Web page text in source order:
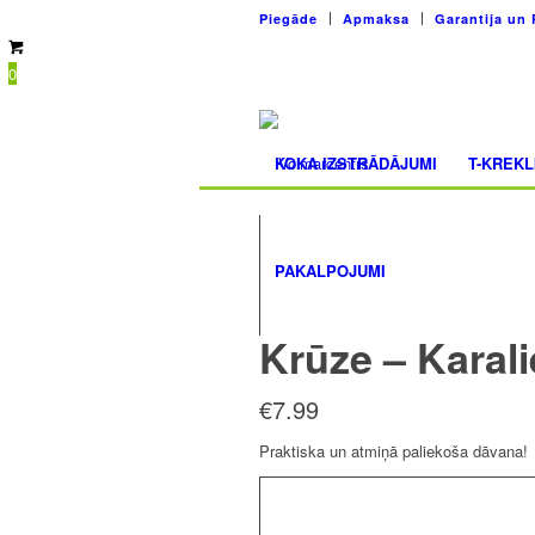
Piegāde Apmaksa Garantija un
0
KOKA IZSTRĀDĀJUMI T-
PAKALPOJUMI
Krūze –
€7.99
Praktiska un atmiņā paliekoša dāvana!